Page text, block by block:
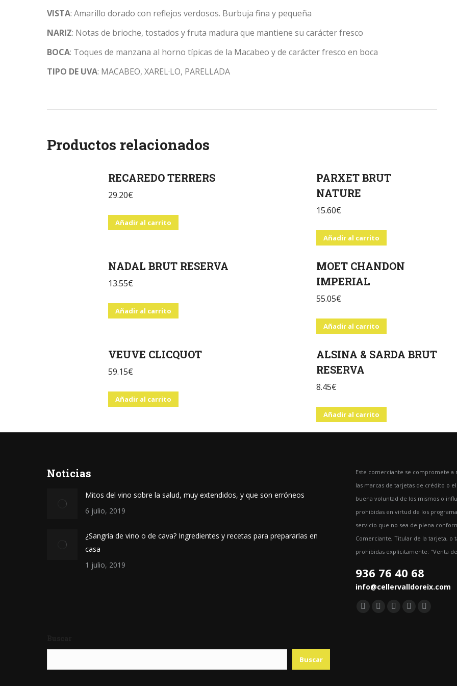
VISTA: Amarillo dorado con reflejos verdosos. Burbuja fina y pequeña
NARIZ: Notas de brioche, tostados y fruta madura que mantiene su carácter fresco
BOCA: Toques de manzana al horno típicas de la Macabeo y de carácter fresco en boca
TIPO DE UVA: MACABEO, XAREL·LO, PARELLADA
Productos relacionados
RECAREDO TERRERS
29.20€
Añadir al carrito
PARXET BRUT
NATURE
15.60€
Añadir al carrito
NADAL BRUT RESERVA
13.55€
Añadir al carrito
MOET CHANDON
IMPERIAL
55.05€
Añadir al carrito
VEUVE CLICQUOT
59.15€
Añadir al carrito
ALSINA & SARDA BRUT
RESERVA
8.45€
Añadir al carrito
Noticias
Mitos del vino sobre la salud, muy extendidos, y que son erróneos
6 julio, 2019
¿Sangría de vino o de cava? Ingredientes y recetas para prepararlas en
casa
1 julio, 2019
Este comerciante se compromete
las marcas de tarjetas de crédito o
buena voluntad de los mismos o
prohibidas en virtud de los
servicio que no sea de plena
Comerciante, Titular de la tarjeta, o
prohibidas explícitamente: "Venta
936 76 40 68
info@cellervalldoreix.com
Encuéntranos en:
Facebook
TwitterYouTube
PinterestInstagram
Buscar